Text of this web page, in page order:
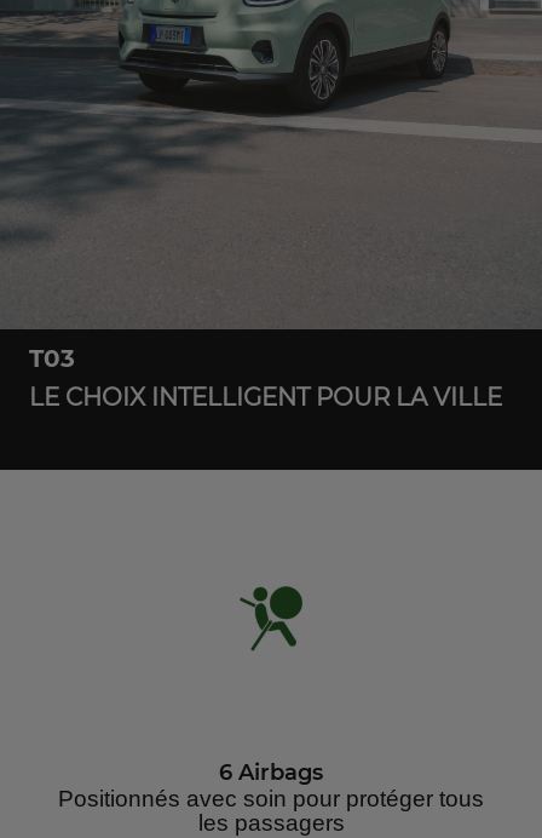
T03
LE CHOIX INTELLIGENT POUR LA VILLE
6 Airbags
Positionnés avec soin pour protéger tous
les passagers